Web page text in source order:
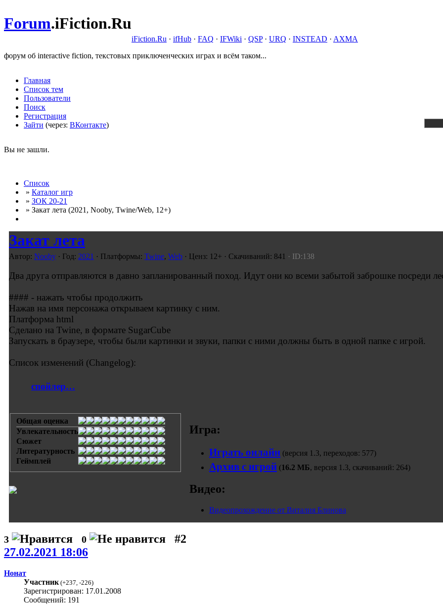
Forum.iFiction.Ru
iFiction.Ru · ifHub · FAQ · IFWiki · QSP· URQ · INSTEAD · AXMA
форум об interactive fiction, текстовых приключенческих играх и всём таком...
Главная
Список тем
Пользователи
Поиск
Регистрация
Зайти (через: ВКонтакте)
Вы не зашли.
Список
» Каталог игр
» ЗОК 20-21
» Закат лета (2021, Nooby, Twine/Web, 12+)
Закат лета
Автор: Nooby · Год: 2021 · Платформы: Twine, Web · Ценз: 12+ · Скачиваний: 841 · ID:138
Два друга отправляются в давно запланированный поход. Идут они ко всеми забытой заброшке посреди
#### - нажать чтобы продолжить
Нажав на имя персонажа открываем картинку с ним.
Платформа html
Сделано на Twine, в формате SugarCube
Запускать в браузере, чтобы были картинки и звуки, папки с ними должны быть в одной папке с игрой.
Список изменений (Changelog):
спойлер…
Общая оценка
Увлекательность
Сюжет
Литературность
Геймплей
Игра:
Играть онлайн (версия 1.3, переходов: 577)
Архив с игрой (16.2 МБ, версия 1.3, скачиваний: 264)
Видео:
Видеопрохождение от Виталия Блинова
3 0
#2
27.02.2021 18:06
Нонат
Участник(+237, -226)
Зарегистрирован: 17.01.2008
Сообщений: 191